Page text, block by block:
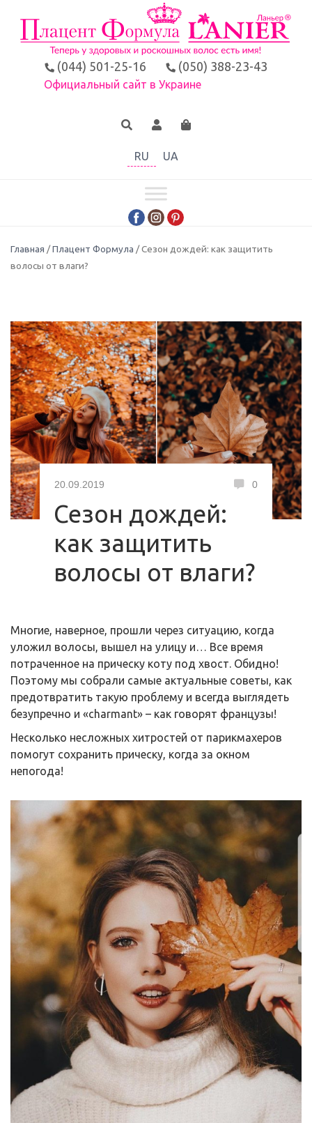
(044) 501-25-16 (050) 388-23-43
Официальный сайт в Украине
RU UA
Главная /Плацент Формула / Сезон дождей: как защитить
волосы от влаги?
20.09.2019 0
Сезон дождей:
как защитить
волосы от влаги?
Многие, наверное, прошли через ситуацию, когда
уложил волосы, вышел на улицу и… Все время
потраченное на прическу коту под хвост. Обидно!
Поэтому мы собрали самые актуальные советы, как
предотвратить такую проблему и всегда выглядеть
безупречно и «charmant» – как говорят французы!
Несколько несложных хитростей от парикмахеров
помогут сохранить прическу, когда за окном
непогода!